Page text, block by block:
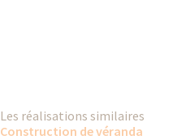
Les réalisations similaires
Construction de véranda